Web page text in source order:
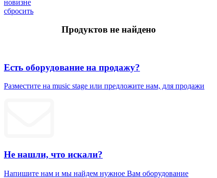
новизне
сбросить
Продуктов не найдено
Есть оборудование на продажу?
Разместите на music stage или предложите нам, для продажи
Не нашли, что искали?
Напишите нам и мы найдем нужное Вам оборудование